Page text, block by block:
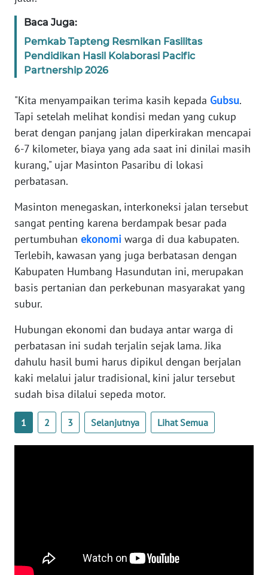
Baca Juga:
Pemkab Tapteng Resmikan Fasilitas
Pendidikan Hasil Kolaborasi Pacific
Partnership 2026
"Kita menyampaikan terima kasih kepada Gubsu.
Tapi setelah melihat kondisi medan yang cukup
berat dengan panjang jalan diperkirakan mencapai
6-7 kilometer, biaya yang ada saat ini dinilai masih
kurang," ujar Masinton Pasaribu di lokasi
perbatasan.
Masinton menegaskan, interkoneksi jalan tersebut
sangat penting karena berdampak besar pada
pertumbuhan ekonomi warga di dua kabupaten.
Terlebih, kawasan yang juga berbatasan dengan
Kabupaten Humbang Hasundutan ini, merupakan
basis pertanian dan perkebunan masyarakat yang
subur.
Hubungan ekonomi dan budaya antar warga di
perbatasan ini sudah terjalin sejak lama. Jika
dahulu hasil bumi harus dipikul dengan berjalan
kaki melalui jalur tradisional, kini jalur tersebut
sudah bisa dilalui sepeda motor.
1 2 3 Selanjutnya Lihat Semua
WN
SULBAR
WN
WN
SUMBAR
SUMSEL
WN
LAMPUNG
WN
JATENG
WN
NUSANTARA
WN
JOGJA
JATIM
WN
KALTENG